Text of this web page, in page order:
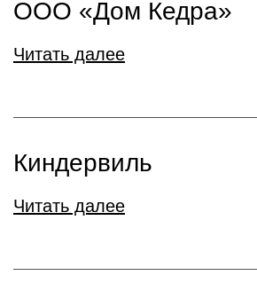
ООО «Дом Кедра»
Читать далее
Киндервиль
Читать далее